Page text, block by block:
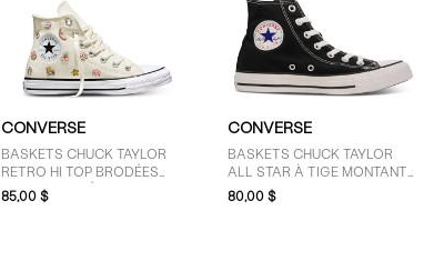
CONVERSE
BASKETS CHUCK TAYLOR
RETRO HI TOP BRODÉES
BLANC CASSÉ ET
85,00 $
CONVERSE
BASKETS CHUCK TAYLOR
ALL STAR À TIGE MONTANTE
NOIRES POUR FEMMES
80,00 $